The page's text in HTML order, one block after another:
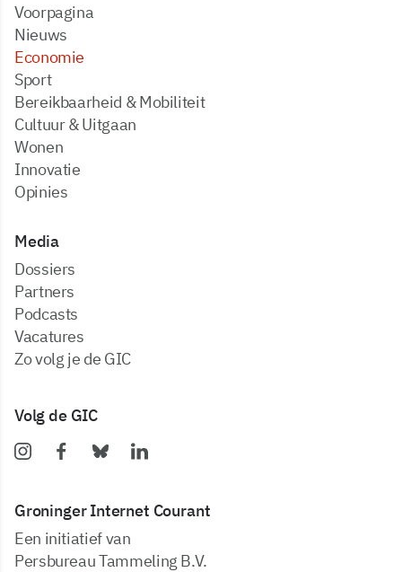
Voorpagina
Nieuws
Economie
Sport
Bereikbaarheid & Mobiliteit
Cultuur & Uitgaan
Wonen
Innovatie
Opinies
Media
dossiers
partners
podcasts
vacatures
zo volg je de GIC
Volg de GIC
Groninger Internet Courant
Een initiatief van
Persbureau Tammeling B.V.